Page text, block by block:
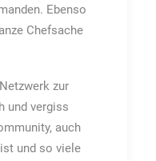
Ebenso
Chefsache
zur
und vergiss
auch
und so viele